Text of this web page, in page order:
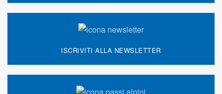
ISCRIVITI ALLA NEWSLETTER